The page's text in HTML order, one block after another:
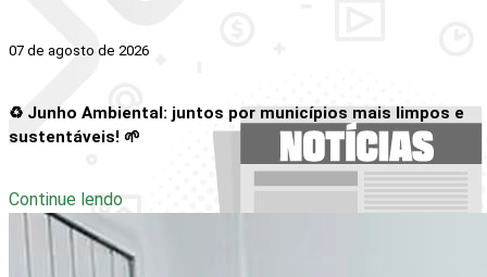
07 de agosto de 2026
♻️ Junho Ambiental: juntos por municípios mais limpos e
sustentáveis! 🌱
Continue lendo